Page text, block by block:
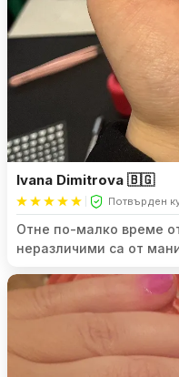
Ivana Dimitrova 🇧🇬
Потвърден
Отне по-малко време
неразличими са от